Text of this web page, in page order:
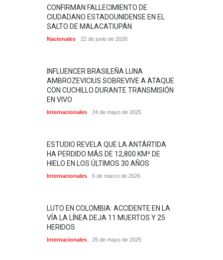
CONFIRMAN FALLECIMIENTO DE
CIUDADANO ESTADOUNIDENSE EN EL
SALTO DE MALACATIUPÁN
Nacionales 22 de junio de 2026
INFLUENCER BRASILEÑA LUNA
AMBROZEVICIUS SOBREVIVE A ATAQUE
CON CUCHILLO DURANTE TRANSMISIÓN
EN VIVO
Internacionales 24 de mayo de 2025
ESTUDIO REVELA QUE LA ANTÁRTIDA
HA PERDIDO MÁS DE 12,800 KM² DE
HIELO EN LOS ÚLTIMOS 30 AÑOS
Internacionales 6 de marzo de 2026
LUTO EN COLOMBIA: ACCIDENTE EN LA
VÍA LA LÍNEA DEJA 11 MUERTOS Y 25
HERIDOS
Internacionales 25 de mayo de 2025